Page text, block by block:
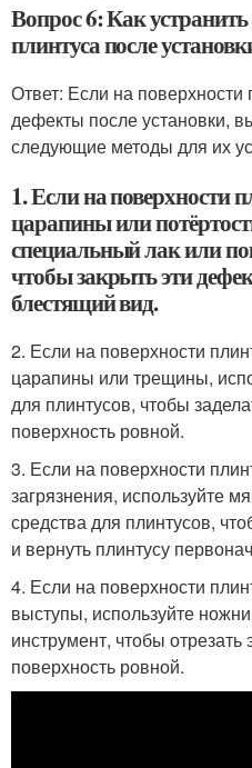
Вопрос 6: Как
плинтуса после
Ответ: Если на поверхности
дефекты после установки,
следующие методы для их
1. Если на поверхности
царапины или
специальный лак или
чтобы закрыть эти
блестящий вид.
2. Если на поверхности
царапины или трещины,
для плинтусов, чтобы
поверхность ровной.
3. Если на поверхности
загрязнения, используйте
средства для плинтусов,
и вернуть плинтусу
4. Если на поверхности
выступы, используйте
инструмент, чтобы
поверхность ровной.